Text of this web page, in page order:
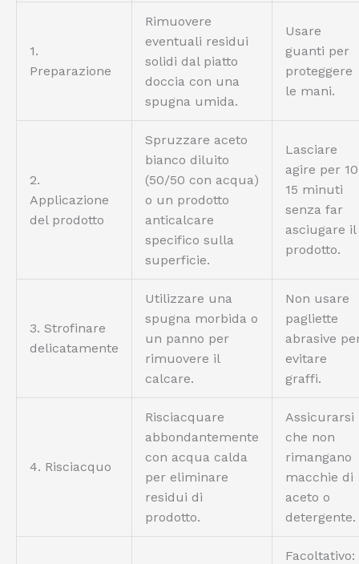
1.
Preparazione
Rimuovere
eventuali residui
solidi dal piatto
doccia con una
spugna umida.
Usare
guanti per
proteggere
le mani.
2.
Applicazione
del prodotto
Spruzzare aceto
bianco diluito
(50/50 con acqua)
o un prodotto
anticalcare
specifico sulla
superficie.
Lasciare
agire per
15 minuti
senza far
asciugare il
prodotto.
3. Strofinare
delicatamente
Utilizzare una
spugna morbida o
un panno per
rimuovere il
calcare.
Non usare
pagliette
abrasive
evitare
graffi.
4. Risciacquo
Risciacquare
abbondantemente
con acqua calda
per eliminare
residui di
prodotto.
Assicurarsi
che non
rimangano
macchie di
aceto o
detergente.
Facoltativo: